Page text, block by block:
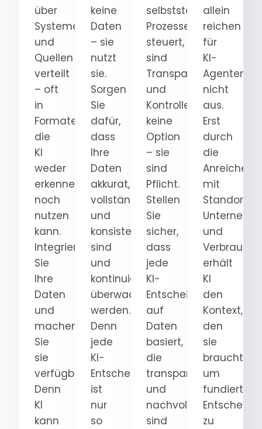
über
Systeme
und
Quellen
verteilt
– oft
in
Formaten,
die
KI
weder
erkennen
noch
nutzen
kann.
Integrieren
Sie
Ihre
Daten
und
machen
Sie
sie
verfügbar.
Denn
KI
kann
keine
Daten
– sie
nutzt
sie.
Sorgen
Sie
dafür,
dass
Ihre
Daten
akkurat,
vollständig
und
konsistent
sind
und
kontinuierlich
überwacht
werden.
Denn
jede
KI-
Entscheidung
ist
nur
so
selbstständig
Prozesse
steuert,
sind
Transparenz
und
Kontrolle
keine
Option
– sie
sind
Pflicht.
Stellen
Sie
sicher,
dass
jede
KI-
Entscheidung
auf
Daten
basiert,
die
transparent
und
nachvollziehbar
sind
allein
reichen
für
KI-
Agenten
nicht
aus.
Erst
durch
die
mit
Standort-,
und
erhält
KI
den
Kontext,
den
sie
braucht,
um
fundierte
zu